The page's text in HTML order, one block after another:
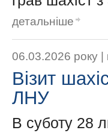
детальніше
06.03.2026 року |
Візит
ЛНУ
В суботу 28